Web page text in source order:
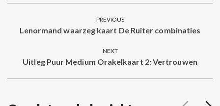
FacebookTwitterPinterestLinkedInWhatsApp
navigation
PREVIOUS
Previous
Lenormand waarzeg kaart De Ruiter combinaties
NEXT
Next
post:
Uitleg Puur Medium Orakelkaart 2: Vertrouwen